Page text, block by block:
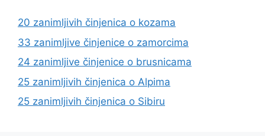
20 zanimljivih činjenica o kozama
33 zanimljive činjenice o zamorcima
24 zanimljive činjenice o brusnicama
25 zanimljivih činjenica o Alpima
25 zanimljivih činjenica o Sibiru